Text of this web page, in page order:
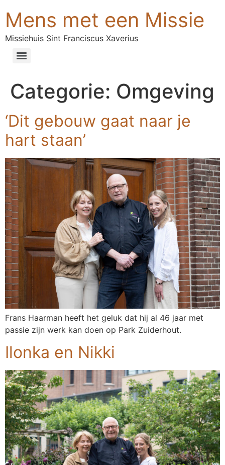
Mens met een Missie
Missiehuis Sint Franciscus Xaverius
Categorie: Omgeving
‘Dit gebouw gaat naar je
hart staan’
Frans Haarman heeft het geluk dat hij al 46 jaar met
passie zijn werk kan doen op Park Zuiderhout.
Ilonka en Nikki